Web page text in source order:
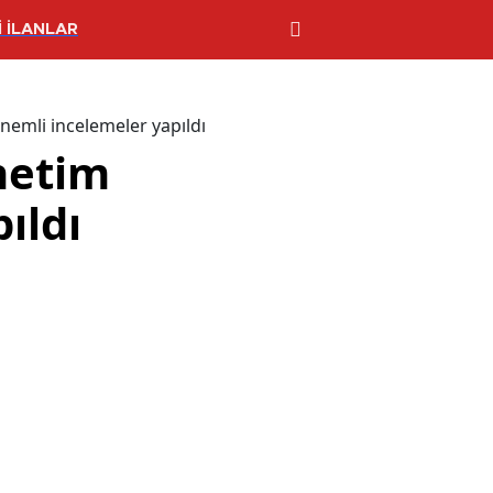
İLANLAR
incelemeler yapıldı